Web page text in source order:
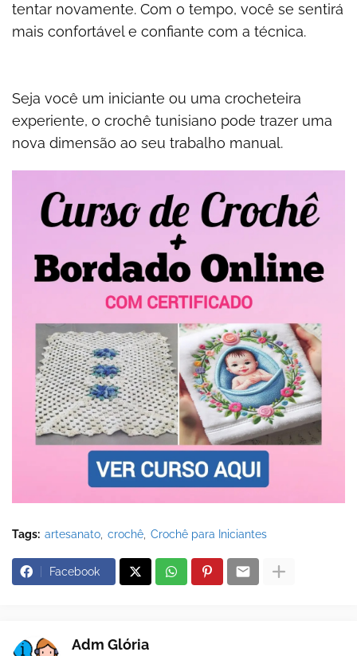
tentar novamente. Com o tempo, você se sentirá
mais confortável e confiante com a técnica.
Seja você um iniciante ou uma crocheteira
experiente, o crochê tunisiano pode trazer uma
nova dimensão ao seu trabalho manual.
Tags: artesanato crochê Crochê para Iniciantes
Facebook
Adm Glória